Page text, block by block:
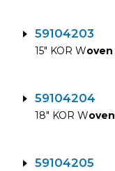
59104203
15″ KOR Woven
59104204
18″ KOR Woven
59104205